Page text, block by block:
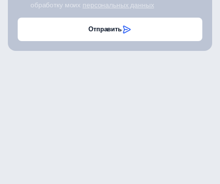
обработку моих персональных данных
Отправить